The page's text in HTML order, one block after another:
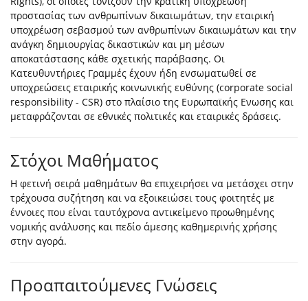
προστασίας των ανθρωπίνων δικαιωμάτων, την εταιρική
υποχρέωση σεβασμού των ανθρωπίνων δικαιωμάτων και την
ανάγκη δημιουργίας δικαστικών και μη μέσων
αποκατάστασης κάθε σχετικής παράβασης. Οι
Κατευθυντήριες Γραμμές έχουν ήδη ενσωματωθεί σε
υποχρεώσεις εταιρικής κοινωνικής ευθύνης (corporate social
responsibility - CSR) στο πλαίσιο της Ευρωπαϊκής Ενωσης και
μεταφράζονται σε εθνικές πολιτικές και εταιρικές δράσεις.
Στόχοι Μαθήματος
Η φετινή σειρά μαθημάτων θα επιχειρήσει να μετάσχει στην
τρέχουσα συζήτηση και να εξοικειώσει τους φοιτητές με
έννοιες που είναι ταυτόχρονα αντικείμενο προωθημένης
νομικής ανάλυσης και πεδίο άμεσης καθημερινής χρήσης
στην αγορά.
Προαπαιτούμενες Γνώσεις